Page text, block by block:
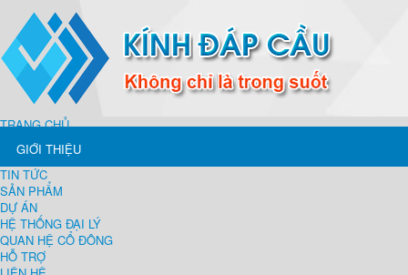
TRANG CHỦ
GIỚI THIỆU
TIN TỨC
SẢN PHẨM
DỰ ÁN
HỆ THỐNG ĐẠI LÝ
QUAN HỆ CỔ ĐÔNG
HỖ TRỢ